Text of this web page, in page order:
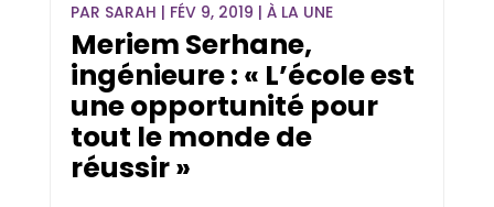
PAR SARAH | FÉV 9, 2019 |À LA UNE
Meriem Serhane,
ingénieure : « L’école est
une opportunité pour
tout le monde de
réussir »